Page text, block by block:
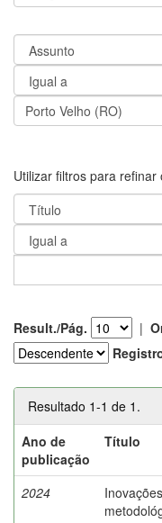
Utilizar filtros para
Result./Pág. |
Resultado 1-1 de 1.
Ano de
publicação
Título
2024
Inovações